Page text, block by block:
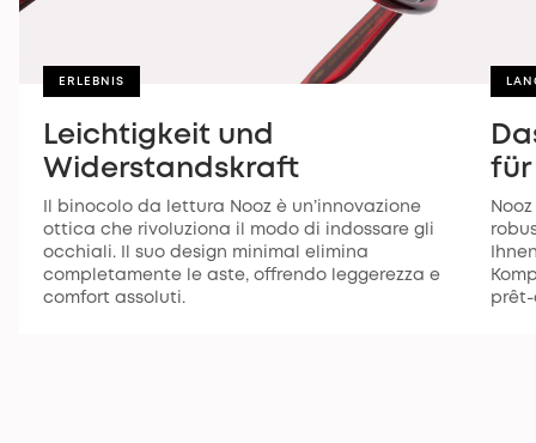
ERLEBNIS
Leichtigkeit und
Widerstandskraft
Il binocolo da lettura Nooz è un’innovazione
ottica che rivoluziona il modo di indossare gli
occhiali. Il suo design minimal elimina
completamente le aste, offrendo leggerezza e
comfort assoluti.
für
prêt-